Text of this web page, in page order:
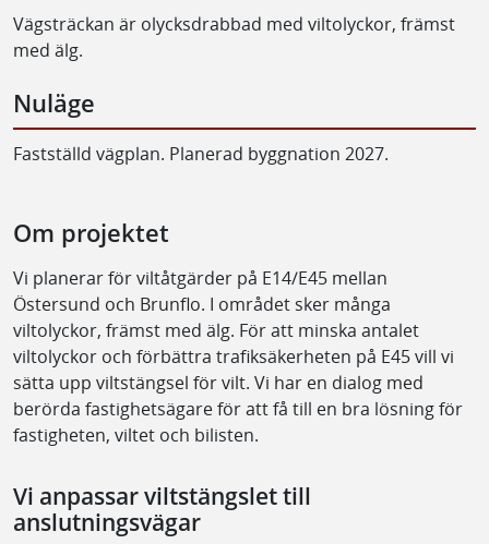
Vägsträckan är olycksdrabbad med viltolyckor, främst
med älg.
Nuläge
Fastställd vägplan. Planerad byggnation 2027.
Om projektet
Vi planerar för viltåtgärder på E14/E45 mellan
Östersund och Brunflo. I området sker många
viltolyckor, främst med älg. För att minska antalet
viltolyckor och förbättra trafiksäkerheten på E45 vill vi
sätta upp viltstängsel för vilt. Vi har en dialog med
berörda fastighetsägare för att få till en bra lösning för
fastigheten, viltet och bilisten.
Vi anpassar viltstängslet till
anslutningsvägar